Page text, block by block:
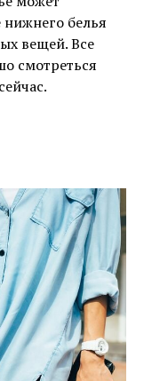
белья
вещей. Все
смотреться